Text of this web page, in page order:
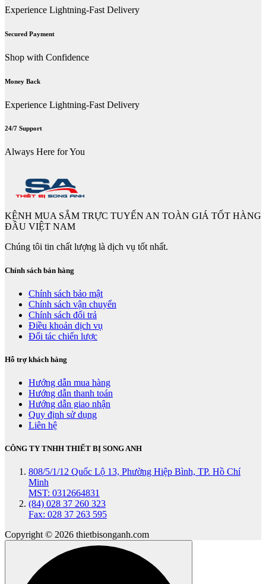
Experience Lightning-Fast Delivery
Secured Payment
Shop with Confidence
Money Back
Experience Lightning-Fast Delivery
24/7 Support
Always Here for You
KÊNH MUA SẮM TRỰC TUYẾN AN TOÀN GIÁ TỐT HÀNG
ĐẦU VIỆT NAM
Chúng tôi tin chất lượng là dịch vụ tốt nhất.
Chính sách bán hàng
Chính sách bảo mật
Chính sách vận chuyển
Chính sách đổi trả
Điều khoản dịch vụ
Đối tác chiến lược
Hỗ trợ khách hàng
Hướng dẫn mua hàng
Hướng dẫn thanh toán
Hướng dẫn giao nhận
Quy định sử dụng
Liên hệ
CÔNG TY TNHH THIẾT BỊ SONG ANH
808/5/1/12 Quốc Lộ 13, Phường Hiệp Bình, TP. Hồ Chí
Minh
MST: 0312664831
(84) 028 37 260 323
Fax: 028 37 263 595
Copyright © 2026 thietbisonganh.com